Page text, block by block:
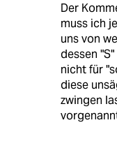
Der
muss ich
uns von
dessen
nicht für
diese
zwingen